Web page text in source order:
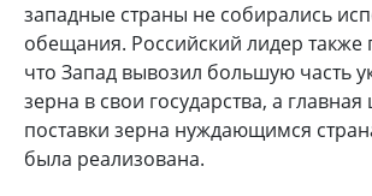
западные страны не собирались
обещания. Российский лидер также
что Запад вывозил большую часть
зерна в свои государства, а главная
поставки зерна нуждающимся
была реализована.